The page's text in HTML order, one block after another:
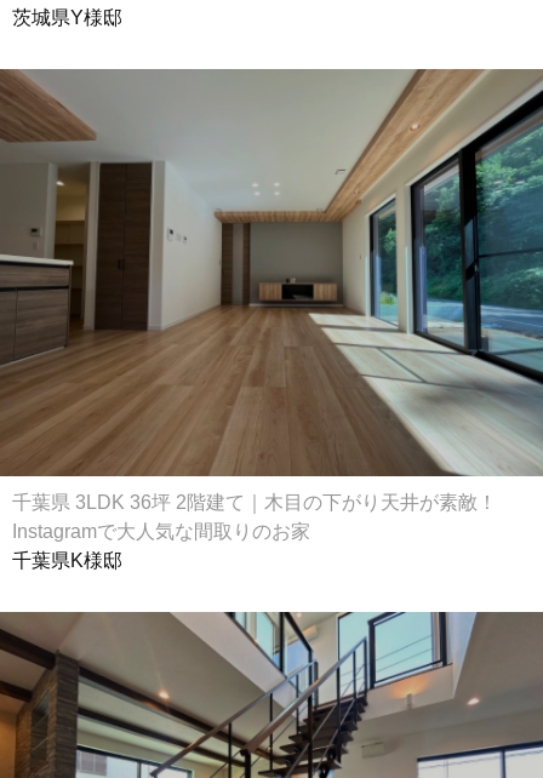
茨城県Y様邸
千葉県 3LDK 36坪 2階建て｜木目の下がり天井が素敵！
Instagramで大人気な間取りのお家
千葉県K様邸